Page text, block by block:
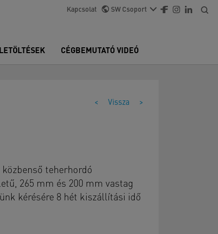
Kapcsolat SW Csoport
CÉGBEMUTATÓ VIDEÓ
< Vissza >
teherhordó
265 mm és 200 mm vastag
kérésére 8 hét kiszállítási idő